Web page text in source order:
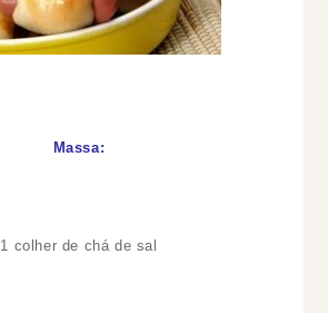
Massa:
1 colher de chá de sal